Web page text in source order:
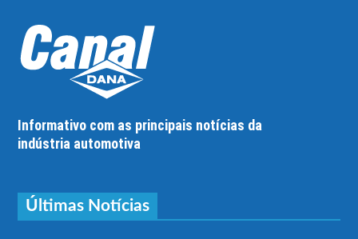
Informativo com as principais notícias da
indústria automotiva
Últimas Notícias